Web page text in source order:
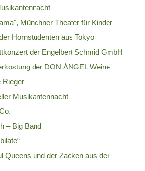
Münchner Theater für Kinder
Hornstudenten aus Tokyo
der Engelbert Schmid GmbH
der DON ÁNGEL Weine
Rieger
Musikantennacht
– Big Band
Queens und der Zacken aus der